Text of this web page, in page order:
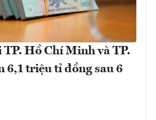
Hồ Chí Minh và TP.
6,1 triệu tỉ đồng sau 6